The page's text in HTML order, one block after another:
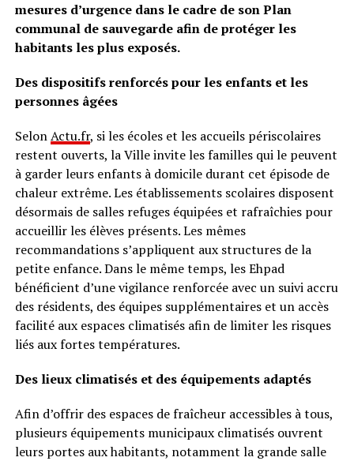
mesures d’urgence dans le cadre de son Plan
communal de sauvegarde afin de protéger les
habitants les plus exposés.
Des dispositifs renforcés pour les enfants et les
personnes âgées
SelonActu.fr, si les écoles et les accueils périscolaires
restent ouverts, la Ville invite les familles qui le peuvent
à garder leurs enfants à domicile durant cet épisode de
chaleur extrême. Les établissements scolaires disposent
désormais de salles refuges équipées et rafraîchies pour
accueillir les élèves présents. Les mêmes
recommandations s’appliquent aux structures de la
petite enfance. Dans le même temps, les Ehpad
bénéficient d’une vigilance renforcée avec un suivi accru
des résidents, des équipes supplémentaires et un accès
facilité aux espaces climatisés afin de limiter les risques
liés aux fortes températures.
Des lieux climatisés et des équipements adaptés
Afin d’offrir des espaces de fraîcheur accessibles à tous,
plusieurs équipements municipaux climatisés ouvrent
leurs portes aux habitants, notamment la grande salle